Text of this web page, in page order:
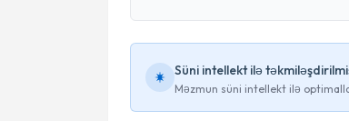
Süni intellekt ilə
Məzmun süni intellekt ilə